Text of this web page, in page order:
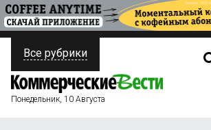
ПОЛИТИКА
ФИНАНСЫ
Все рубрики
Понедельник, 10 Августа